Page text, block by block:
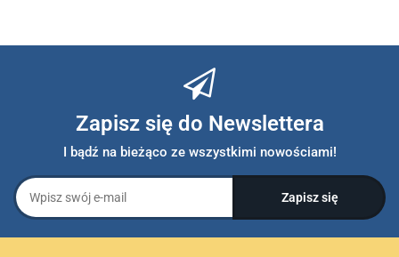
Zapisz się do Newslettera
I bądź na bieżąco ze wszystkimi nowościami!